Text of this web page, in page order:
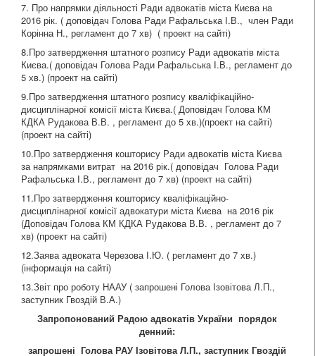
7. Про напрямки діяльності Ради адвокатів міста Києва на
2016 рік. ( доповідач Голова Ради Рафальська І.В., член Ради
Корінна Н., регламент до 7 хв) ( проект на сайті)
8.Про затвердження штатного розпису Ради адвокатів міста
Києва.( доповідач Голова Ради Рафальська І.В., регламент до
5 хв.) (проект на сайті)
9.Про затвердження штатного розпису кваліфікаційно-
дисциплінарної комісії міста Києва.( Доповідач Голова КМ
КДКА Рудакова В.В. , регламент до 5 хв.)(проект на сайті)
(проект на сайті)
10.Про затвердження кошторису Ради адвокатів міста Києва
за напрямками витрат на 2016 рік.( доповідач Голова Ради
Рафальська І.В., регламент до 7 хв) (проект на сайті)
11.Про затвердження кошторису кваліфікаційно-
дисциплінарної комісії адвокатури міста Києва на 2016 рік
(Доповідач Голова КМ КДКА Рудакова В.В. , регламент до 7
хв) (проект на сайті)
12.Заява адвоката Черезова І.Ю. ( регламент до 7 хв.)
(інформація на сайті)
13.Звіт про роботу НААУ ( запрошені Голова Ізовітова Л.П.,
заступник Гвоздій В.А.)
Запропонований Радою адвокатів України порядок
денний:
запрошені Голова РАУ Ізовітова Л.П., заступник Гвоздій